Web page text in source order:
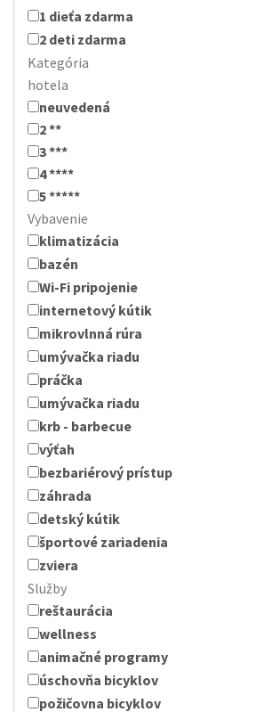
1 dieťa zdarma
2 deti zdarma
Kategória
hotela
neuvedená
2 **
3 ***
4 ****
5 *****
Vybavenie
klimatizácia
bazén
Wi-Fi pripojenie
internetový kútik
mikrovlnná rúra
umývačka riadu
práčka
umývačka riadu
krb - barbecue
výťah
bezbariérový prístup
záhrada
detský kútik
športové zariadenia
zviera
Služby
reštaurácia
wellness
animačné programy
úschovňa bicyklov
požičovna bicyklov